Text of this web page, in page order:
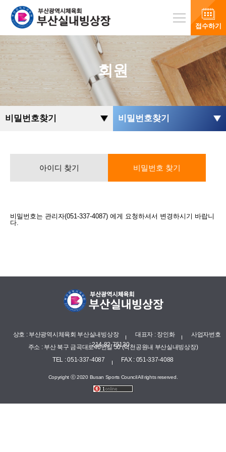
접수하기
회원
비밀번호찾기 비밀번호찾기
아이디 찾기 비밀번호 찾기
비밀번호는 관리자(051-337-4087) 에게 요청하셔서 변경하시기 바랍니
다.
상호 : 부산광역시체육회 부산실내빙상장 대표자 : 장인화
사업자번호
: 214-82-75130
주소 : 부산 북구 금곡대로46번길 50 (덕천공원내 부산실내빙상장)
TEL : 051-337-4087
FAX : 051-337-4088
Copyright ⓒ 2020 Busan Sports Council All rights reserved.